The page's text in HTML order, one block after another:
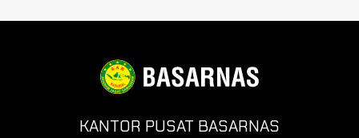
KANTOR PUSAT BASARNAS